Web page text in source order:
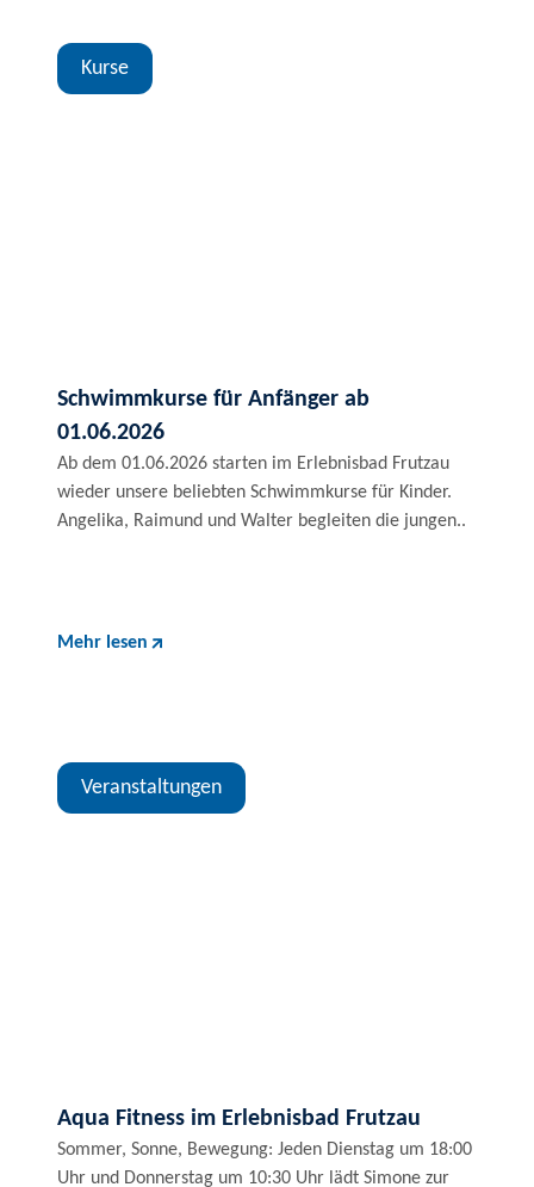
Kurse
Schwimmkurse für Anfänger ab
01.06.2026
Ab dem 01.06.2026 starten im Erlebnisbad Frutzau
wieder unsere beliebten Schwimmkurse für Kinder.
Angelika, Raimund und Walter begleiten die jungen..
Mehr lesen
Veranstaltungen
Aqua Fitness im Erlebnisbad Frutzau
Sommer, Sonne, Bewegung: Jeden Dienstag um 18:00
Uhr und Donnerstag um 10:30 Uhr lädt Simone zur